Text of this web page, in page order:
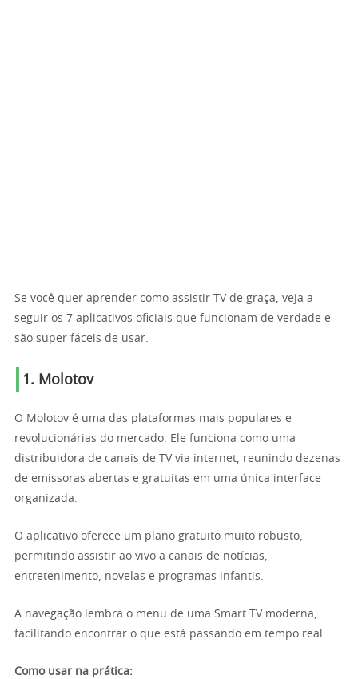
Se você quer aprender como assistir TV de graça, veja a
seguir os 7 aplicativos oficiais que funcionam de verdade e
são super fáceis de usar.
1. Molotov
O Molotov é uma das plataformas mais populares e
revolucionárias do mercado. Ele funciona como uma
distribuidora de canais de TV via internet, reunindo dezenas
de emissoras abertas e gratuitas em uma única interface
organizada.
O aplicativo oferece um plano gratuito muito robusto,
permitindo assistir ao vivo a canais de notícias,
entretenimento, novelas e programas infantis.
A navegação lembra o menu de uma Smart TV moderna,
facilitando encontrar o que está passando em tempo real.
Como usar na prática: